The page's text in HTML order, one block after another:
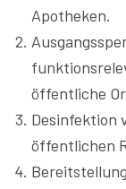
Apotheken.
öffentliche
Desinfektion
öffentlichen